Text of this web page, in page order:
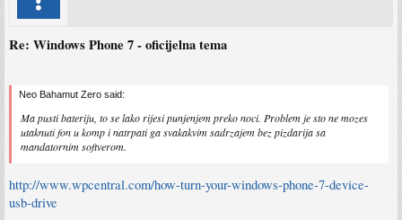
Re: Windows Phone 7 - oficijelna tema
Neo Bahamut Zero said:
Ma pusti bateriju, to se lako rijesi punjenjem preko noci. Problem je sto ne mozes
utaknuti fon u komp i natrpati ga svakakvim sadrzajem bez pizdarija sa
mandatornim softverom.
http://www.wpcentral.com/how-turn-your-windows-phone-7-device-
usb-drive